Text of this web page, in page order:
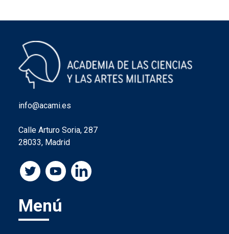
info@acami.es
Calle Arturo Soria, 287
28033, Madrid
Menú